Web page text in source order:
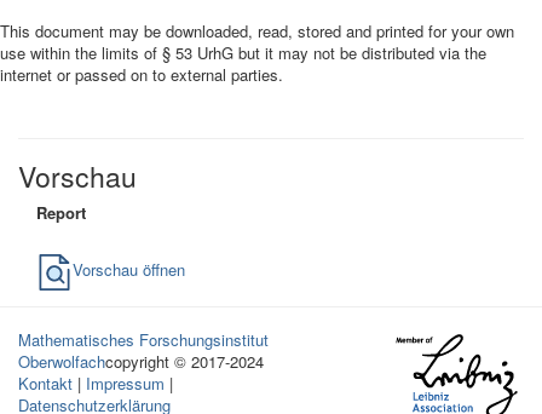
This document may be downloaded, read, stored and printed for your own
use within the limits of § 53 UrhG but it may not be distributed via the
internet or passed on to external parties.
Vorschau
Report
Vorschau öffnen
Mathematisches Forschungsinstitut
Oberwolfachcopyright © 2017-2024
Kontakt | Impressum |
Datenschutzerklärung